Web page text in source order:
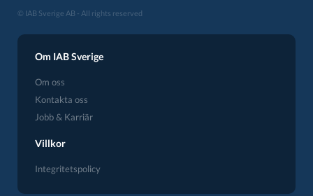
© IAB Sverige AB - All rights reserved
Om IAB Sverige
Om oss
Kontakta oss
Jobb & Karriär
Villkor
Integritetspolicy